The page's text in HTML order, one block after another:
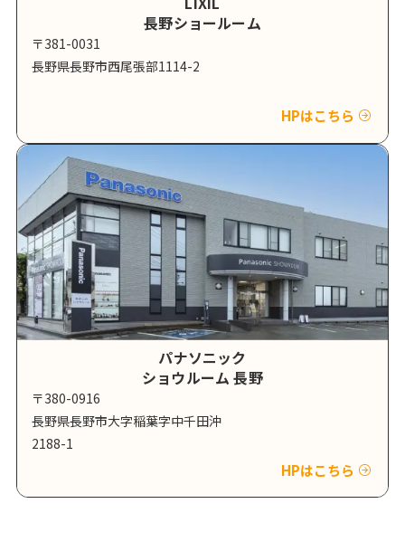
長野ショールーム
〒381-0031
長野県長野市西尾張部1114-2
HPはこちら
パナソニック
ショウルーム 長野
〒380-0916
長野県長野市大字稲葉字中千田沖
2188-1
HPはこちら